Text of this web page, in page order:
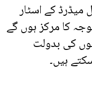
کے اسٹار
کا مرکز ہوں گے
کی بدولت
ہیں۔